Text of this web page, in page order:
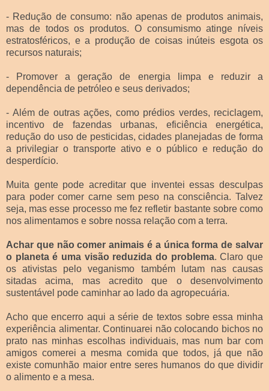
- Redução de consumo: não apenas de produtos animais,
mas de todos os produtos. O consumismo atinge níveis
estratosféricos, e a produção de coisas inúteis esgota os
recursos naturais;
- Promover a geração de energia limpa e reduzir a
dependência de petróleo e seus derivados;
- Além de outras ações, como prédios verdes, reciclagem,
incentivo de fazendas urbanas, eficiência energética,
redução do uso de pesticidas, cidades planejadas de forma
a privilegiar o transporte ativo e o público e redução do
desperdício.
Muita gente pode acreditar que inventei essas desculpas
para poder comer carne sem peso na consciência. Talvez
seja, mas esse processo me fez refletir bastante sobre como
nos alimentamos e sobre nossa relação com a terra.
Achar que não comer animais é a única forma de salvar
o planeta é uma visão reduzida do problema. Claro que
os ativistas pelo veganismo também lutam nas causas
sitadas acima, mas acredito que o desenvolvimento
sustentável pode caminhar ao lado da agropecuária.
Acho que encerro aqui a série de textos sobre essa minha
experiência alimentar. Continuarei não colocando bichos no
prato nas minhas escolhas individuais, mas num bar com
amigos comerei a mesma comida que todos, já que não
existe comunhão maior entre seres humanos do que dividir
o alimento e a mesa.